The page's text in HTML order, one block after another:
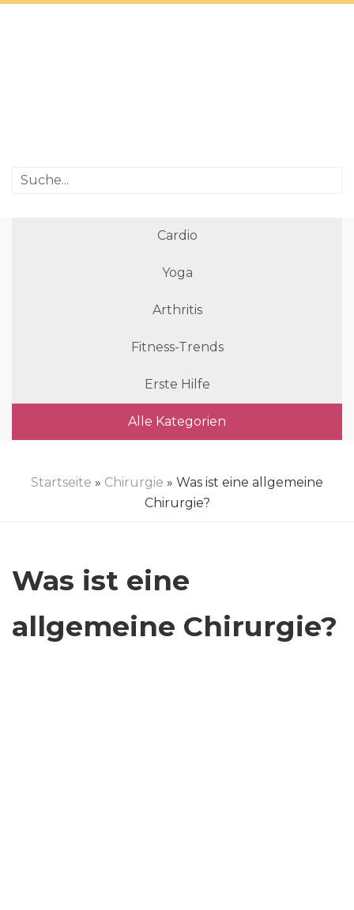
Cardio
Yoga
Arthritis
Fitness-Trends
Erste Hilfe
Alle Kategorien
Startseite » Chirurgie » Was ist eine allgemeine
Chirurgie?
Was ist eine
allgemeine Chirurgie?